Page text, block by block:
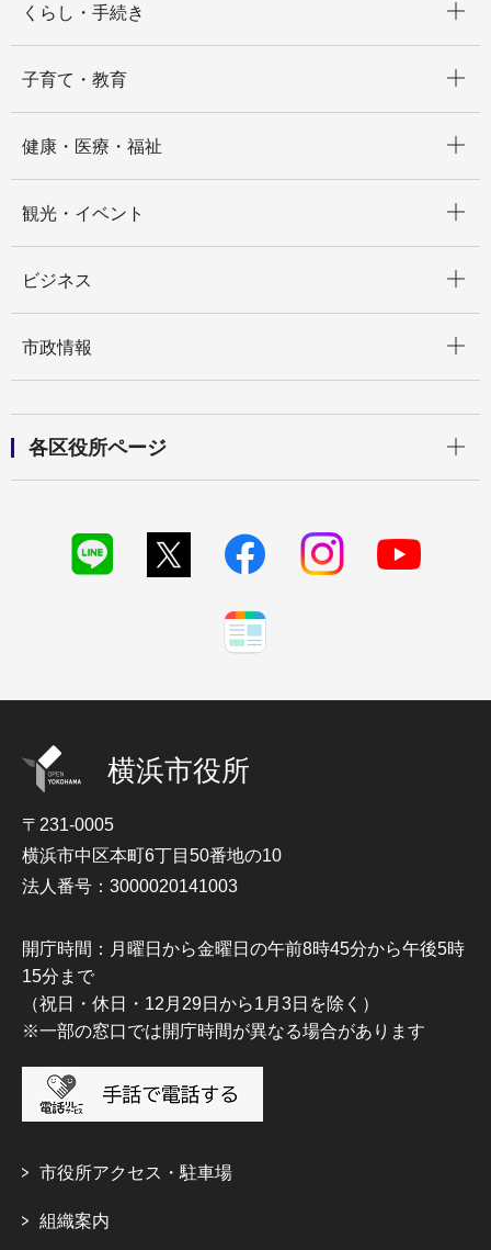
くらし・手続き
子育て・教育
健康・医療・福祉
観光・イベント
ビジネス
市政情報
各区役所ページ
横浜市役所
〒231-0005
横浜市中区本町6丁目50番地の10
法人番号：3000020141003
開庁時間：月曜日から金曜日の午前8時45分から午後5時
15分まで
（祝日・休日・12月29日から1月3日を除く）
※一部の窓口では開庁時間が異なる場合があります
市役所アクセス・駐車場
組織案内